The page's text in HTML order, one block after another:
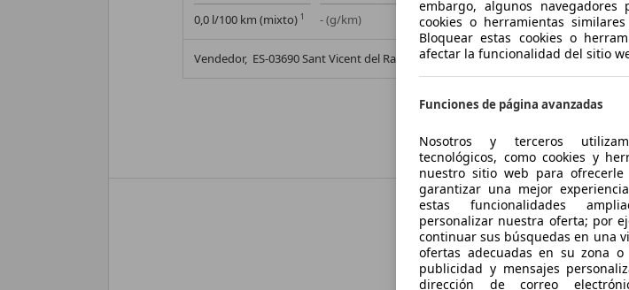
0,0 l/100 km (mixto) 1 - (g/km)
Vendedor, ES-03690 Sant Vicent del Raspeig
- (l/100 km)
- (g/
Vendedor,ES-03208 ELCHE
Mostrar todas las
Las mejores
embargo, algunos navegadores
cookies o herramientas
Bloquear estas cookies o
afectar la funcionalidad del sitio
Funciones de página avanzadas
Nosotros y terceros
tecnológicos, como cookies y
nuestro sitio web para
garantizar una mejor
estas funcionalidades
personalizar nuestra oferta; por
continuar sus búsquedas en una
ofertas adecuadas en su zona
publicidad y mensajes
dirección de correo